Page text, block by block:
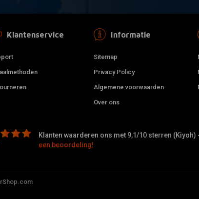
Klantenservice Informatie
Sitemap
Privacy Policy
Algemene voorwaarden
Over ons
Klanten waarderen ons met 9,1/10 sterren
een beoordeling!